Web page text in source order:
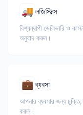
🚚লজিস্টিক্স
বিশ্বব্যাপী ডেলিভারি ও
অনুবাদ করুন।
💼ব্যবসা
আপনার ব্যবসার জন্য চুক্তি,
করুন।